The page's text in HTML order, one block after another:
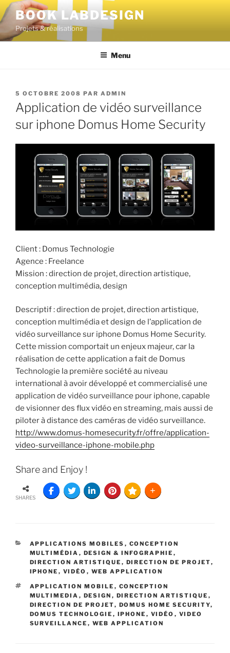
BOOK LABDESIGN
Projets & réalisations
Menu
5 OCTOBRE 2008 PAR ADMIN
Application de vidéo surveillance
sur iphone Domus Home Security
Client : Domus Technologie
Agence : Freelance
Mission : direction de projet, direction artistique,
conception multimédia, design
Descriptif : direction de projet, direction artistique,
conception multimédia et design de l’application de
vidéo surveillance sur iphone Domus Home Security.
Cette mission comportait un enjeux majeur, car la
réalisation de cette application a fait de Domus
Technologie la première société au niveau
international à avoir développé et commercialisé une
application de vidéo surveillance pour iphone, capable
de visionner des flux vidéo en streaming, mais aussi de
piloter à distance des caméras de vidéo surveillance.
http://www.domus-homesecurity.fr/offre/application-
video-surveillance-iphone-mobile.php
Share and Enjoy !
SHARES
APPLICATIONS MOBILES , CONCEPTION
MULTIMÉDIA , DESIGN & INFOGRAPHIE ,
DIRECTION ARTISTIQUE , DIRECTION DE PROJET,
IPHONE , VIDÉO , WEB APPLICATION
APPLICATION MOBILE , CONCEPTION
MULTIMEDIA , DESIGN , DIRECTION ARTISTIQUE ,
DIRECTION DE PROJET, DOMUS HOME SECURITY,
DOMUS TECHNOLOGIE , IPHONE , VIDÉO , VIDEO
SURVEILLANCE , WEB APPLICATION